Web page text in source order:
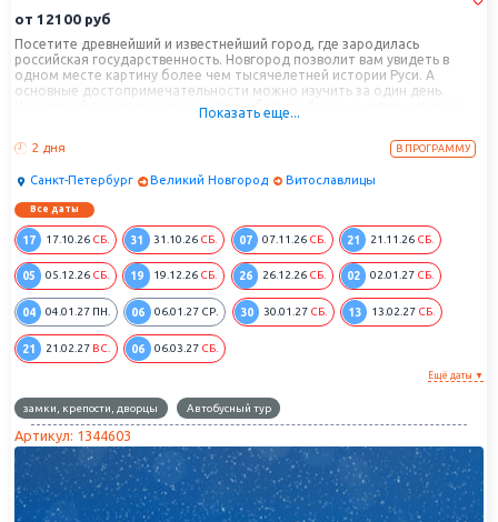
от 12100 руб
Посетите древнейший и известнейший город, где зародилась
российская государственность. Новгород позволит вам увидеть в
одном месте картину более чем тысячелетней истории Руси. А
основные достопримечательности можно изучить за один день.
Настоящий подарок для тех, кто любит необычные музеи и музыку.
Провинциальный дух, настоящая история, отсутствие суеты - все это в
Показать еще...
2 дня В ПРОГРАММУ
Санкт-Петербург Великий Новгород Витославлицы
Все даты
17 17.10.26 СБ. 31 31.10.26 СБ. 07 07.11.26 СБ. 21 21.11.26 СБ.
05 05.12.26 СБ. 19 19.12.26 СБ. 26 26.12.26 СБ. 02 02.01.27 СБ.
04 04.01.27 ПН. 06 06.01.27 СР. 30 30.01.27 СБ. 13 13.02.27 СБ.
21 21.02.27 ВС. 06 06.03.27 СБ.
Ещё даты ▼
замки, крепости, дворцы Автобусный тур
Артикул: 1344603